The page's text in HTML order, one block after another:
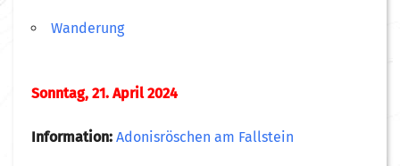
Wanderung
Sonntag, 21. April 2024
Information: Adonisröschen am Fallstein